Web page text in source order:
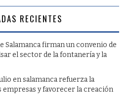
RECIENTES
Salamanca firman un convenio de
el sector de la fontanería y la
en salamanca refuerza la
empresas y favorecer la creación